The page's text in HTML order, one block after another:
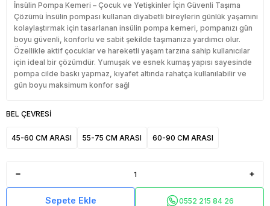
İnsülin Pompa Kemeri – Çocuk ve Yetişkinler İçin Güvenli Taşıma
Çözümü İnsülin pompası kullanan diyabetli bireylerin günlük yaşamını
kolaylaştırmak için tasarlanan insülin pompa kemeri, pompanızı gün
boyu güvenli, konforlu ve sabit şekilde taşımanıza yardımcı olur.
Özellikle aktif çocuklar ve hareketli yaşam tarzına sahip kullanıcılar
için ideal bir çözümdür. Yumuşak ve esnek kumaş yapısı sayesinde
pompa cilde baskı yapmaz, kıyafet altında rahatça kullanılabilir ve
gün boyu maksimum konfor sağl
BEL ÇEVRESİ
45-60 CM ARASI 55-75 CM ARASI 60-90 CM ARASI
Sepete Ekle 0552 215 84 26